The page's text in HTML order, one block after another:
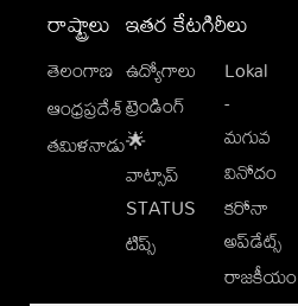
రాష్ట్రాలు
తెలంగాణ
ఆంధ్రప్రదేశ్
తమిళనాడు
ఇతర కేటగిరీలు
ఉద్యోగాలు
ట్రెండింగ్
🌟
వాట్సాప్
STATUS
టిప్స్
Lokal
-
మగువ
వినోదం
కరోనా
అప్‌డేట్స్
రాజకీయం